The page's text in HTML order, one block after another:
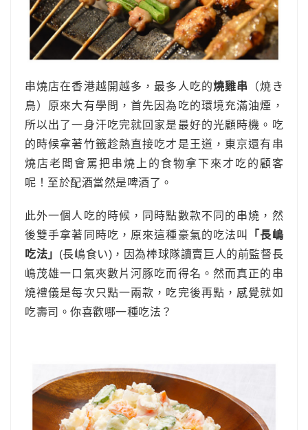
串燒店在香港越開越多，最多人吃的燒雞串
（焼き
鳥）原來大有學問，首先因為吃的環境充滿油煙，
所以出了一身汗吃完就回家是最好的光顧時機。吃
的時候拿著竹籤趁熱直接吃才是王道，東京還有串
燒店老闆會罵把串燒上的食物拿下來才吃的顧客
呢！至於配酒當然是啤酒了。
此外一個人吃的時候，同時點數款不同的串燒，然
後雙手拿著同時吃，原來這種豪氣的吃法叫
「長嶋
吃法」 (長嶋食い)，因為棒球隊讀賣巨人的前監督長
嶋茂雄一口氣夾數片河豚吃而得名。然而真正的串
燒禮儀是每次只點一兩款，吃完後再點，感覺就如
吃壽司。你喜歡哪一種吃法？